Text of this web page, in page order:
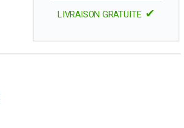
LIVRAISON GRATUITE ✔